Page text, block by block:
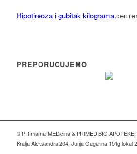
Hipotireoza i gubitak kilograma.
PREPORUČUJEMO
© PRImarna-MEDicina & PRIMED BIO
Kralja Aleksandra 204, Jurija Gagarina 151g lokal